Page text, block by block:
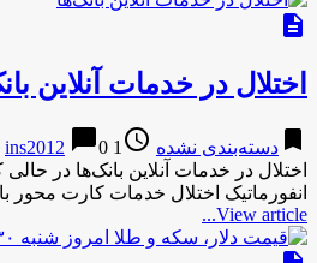
description
اختلال در خدمات آنلاین
bookmark دسته‌بندی نشده access_time
1 month ago
ins2012 chat_bubble0
اختلال در خدمات آنلاین بانک‌ها در
انفورماتیک اختلال خدمات کارت
View article...